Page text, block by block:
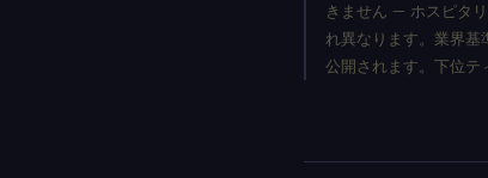
きません — ホスピタ
れ異なります。業界基
公開されます。下位テ